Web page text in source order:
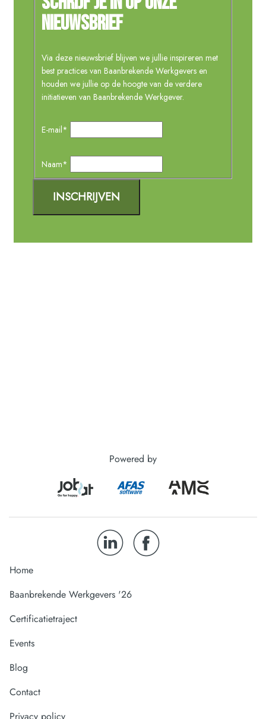
Powered by
Home
Baanbrekende Werkgevers '26
Certificatietraject
Events
Blog
Contact